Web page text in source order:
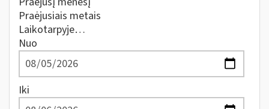
Praėjusiais metais
Laikotarpyje…
Nuo
Iki